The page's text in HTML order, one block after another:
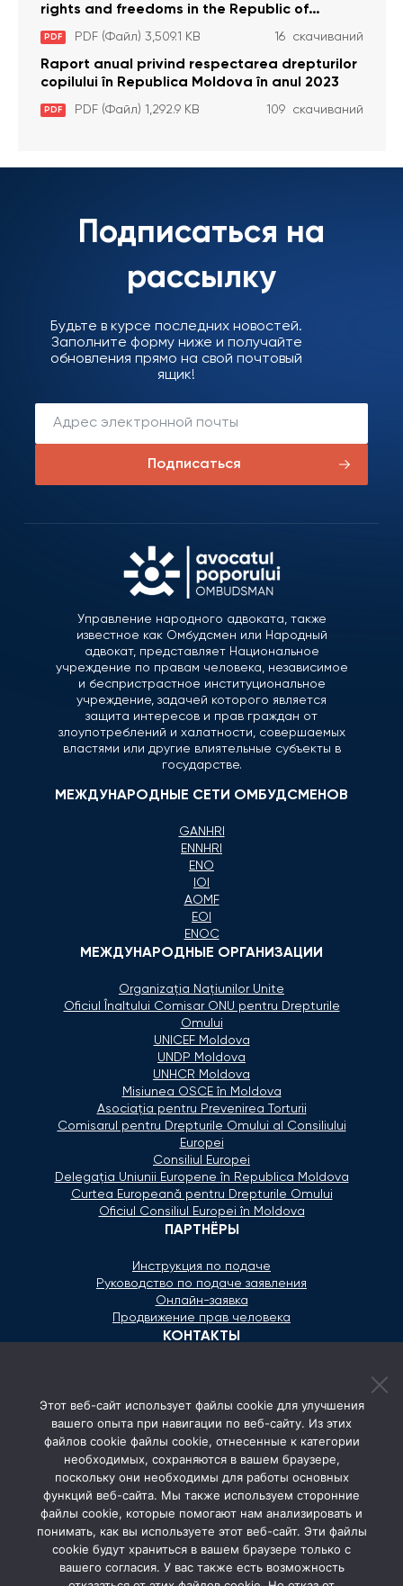
rights and freedoms in the Republic of
Moldova in 2023
PDF PDF (Файл) 3,509.1 KB 16 скачиваний
Raport anual privind respectarea drepturilor
copilului în Republica Moldova în anul 2023
PDF PDF (Файл) 1,292.9 KB 109 скачиваний
Подписаться на
рассылку
Будьте в курсе последних новостей.
Заполните форму ниже и получайте
обновления прямо на свой почтовый
ящик!
Подписаться
Управление народного адвоката, также
известное как Омбудсмен или Народный
адвокат, представляет Национальное
учреждение по правам человека, независимое
и беспристрастное институциональное
учреждение, задачей которого является
защита интересов и прав граждан от
злоупотреблений и халатности, совершаемых
властями или другие влиятельные субъекты в
государстве.
МЕЖДУНАРОДНЫЕ СЕТИ ОМБУДСМЕНОВ
GANHRI
ENNHRI
ENO
IOI
AOMF
EOI
ENOC
МЕЖДУНАРОДНЫЕ ОРГАНИЗАЦИИ
Organizaţia Naţiunilor Unite
Oficiul Înaltului Comisar ONU pentru Drepturile
Omului
UNICEF Moldova
UNDP Moldova
UNHCR Moldova
Misiunea OSCE în Moldova
Asociaţia pentru Prevenirea Torturii
Comisarul pentru Drepturile Omului al Consiliului
Europei
Consiliul Europei
Delegaţia Uniunii Europene în Republica Moldova
Curtea Europeană pentru Drepturile Omului
Oficiul Consiliul Europei în Moldova
ПАРТНЁРЫ
Инструкция по подаче
Руководство по подаче заявления
Онлайн-заявка
Продвижение прав человека
КОНТАКТЫ
secretariat@ombudsman.md
Улица Каля Ешилор 11/3, Кишинёв
Понедельник - Пятница: 08:00 - 17:00
СОЦ. СЕТИ
Этот веб-сайт использует файлы cookie для улучшения
вашего опыта при навигации по веб-сайту. Из этих
файлов cookie файлы cookie, отнесенные к категории
необходимых, сохраняются в вашем браузере,
поскольку они необходимы для работы основных
функций веб-сайта. Мы также используем сторонние
файлы cookie, которые помогают нам анализировать и
понимать, как вы используете этот веб-сайт. Эти файлы
cookie будут храниться в вашем браузере только с
вашего согласия. У вас также есть возможность